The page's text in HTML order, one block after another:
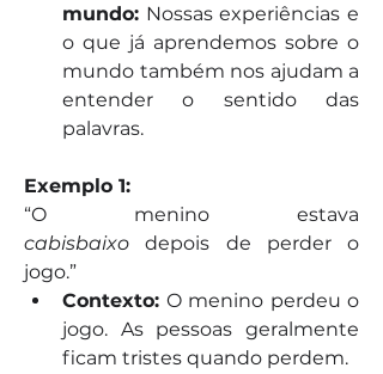
mundo: Nossas experiências e
o que já aprendemos sobre o
mundo também nos ajudam a
entender o sentido das
palavras.
Exemplo 1:
cabisbaixo depois de perder o
jogo.”
Contexto: O menino perdeu o
jogo. As pessoas geralmente
ficam tristes quando perdem.